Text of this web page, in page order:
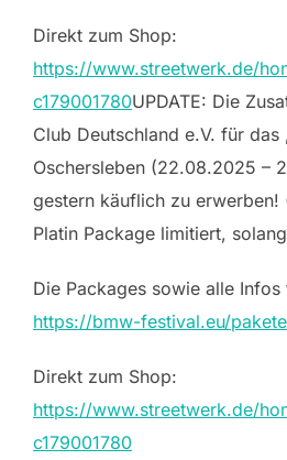
Direkt zum Shop:
https://www.streetwerk.de/
c179001780UPDATE: Die
Club Deutschland e.V. für das
Oschersleben (22.08.2025 –
gestern käuflich zu erwerben!
Platin Package limitiert,
Die Packages sowie alle
https://bmw-festival.eu/
Direkt zum Shop:
https://www.streetwerk.de/
c179001780